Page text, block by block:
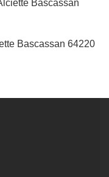
Bascassan
Bascassan 64220